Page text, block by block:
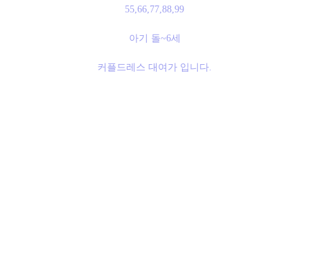
55,66,77,88,99
아기 돌~6세
커플드레스 대여가 입니다.